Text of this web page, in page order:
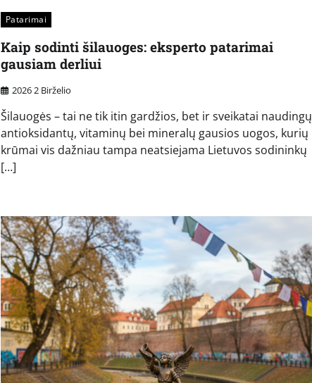
Patarimai
Kaip sodinti šilauoges: eksperto patarimai
gausiam derliui
2026 2 Birželio
Šilauogės – tai ne tik itin gardžios, bet ir sveikatai naudingų
antioksidantų, vitaminų bei mineralų gausios uogos, kurių
krūmai vis dažniau tampa neatsiejama Lietuvos sodininkų
[…]